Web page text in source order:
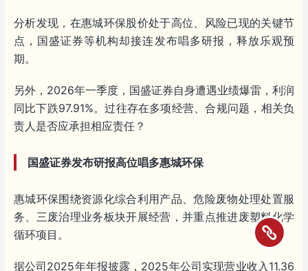
分析发现，在惠城环保股价处于高位、风险已现的关键节
点，国盛证券等机构却接连发布唱多研报，释放乐观预
期。
另外，2026年一季度，国盛证券自身遭遇业绩爆雷，利润
同比下跌97.91%。过往存在多项经营、合规问题，相关负
责人是否应承担相应责任？
国盛证券发布研报高位唱多惠城环保
惠城环保围绕资源化综合利用产品、危险废物处理处置服
务、三废治理业务板块开展经营，并重点推进废塑料化学
循环项目。
据公司2025年年报披露，2025年公司实现营业收入11.36